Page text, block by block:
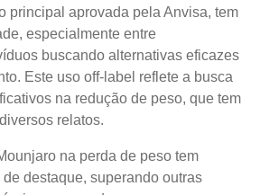
principal aprovada pela Anvisa, tem
especialmente entre
buscando alternativas eficazes
Este uso off-label reflete a busca
na redução de peso, que tem
relatos.
na perda de peso tem
destaque, superando outras